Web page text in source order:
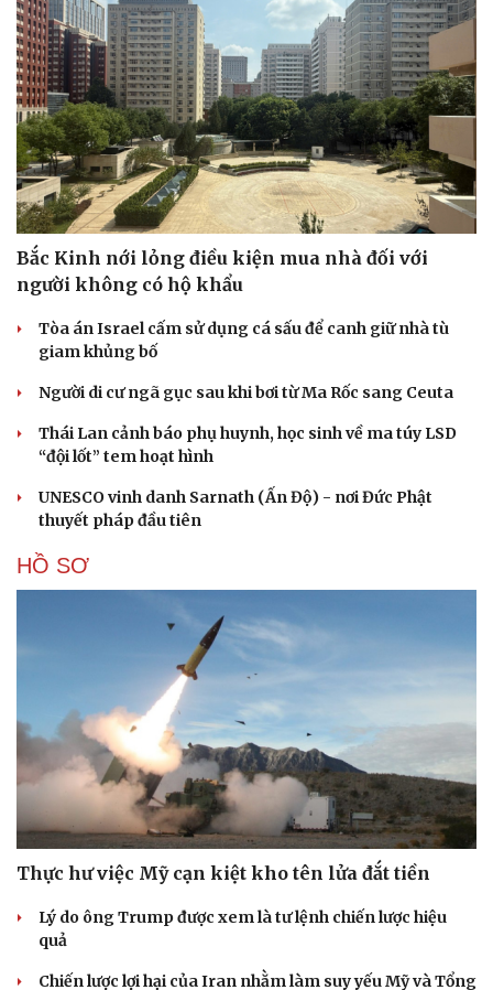
Bắc Kinh nới lỏng điều kiện mua nhà đối với
người không có hộ khẩu
Tòa án Israel cấm sử dụng cá sấu để canh giữ nhà tù
giam khủng bố
Người di cư ngã gục sau khi bơi từ Ma Rốc sang Ceuta
Thái Lan cảnh báo phụ huynh, học sinh về ma túy LSD
“đội lốt” tem hoạt hình
UNESCO vinh danh Sarnath (Ấn Độ) - nơi Đức Phật
thuyết pháp đầu tiên
HỒ SƠ
Thực hư việc Mỹ cạn kiệt kho tên lửa đắt tiền
Lý do ông Trump được xem là tư lệnh chiến lược hiệu
quả
Chiến lược lợi hại của Iran nhằm làm suy yếu Mỹ và Tổng